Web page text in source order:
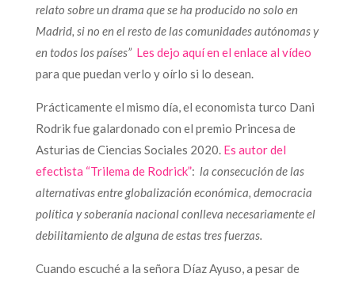
relato sobre un drama que se ha producido no solo en
Madrid, si no en el resto de las comunidades autónomas y
en todos los países” Les dejo aquí en el enlace al vídeo
para que puedan verlo y oírlo si lo desean.
Prácticamente el mismo día, el economista turco Dani
Rodrik fue galardonado con el premio Princesa de
Asturias de Ciencias Sociales 2020. Es autor del
efectista “Trilema de Rodrick”: la consecución de las
alternativas entre globalización económica, democracia
política y soberanía nacional conlleva necesariamente el
debilitamiento de alguna de estas tres fuerzas.
Cuando escuché a la señora Díaz Ayuso, a pesar de